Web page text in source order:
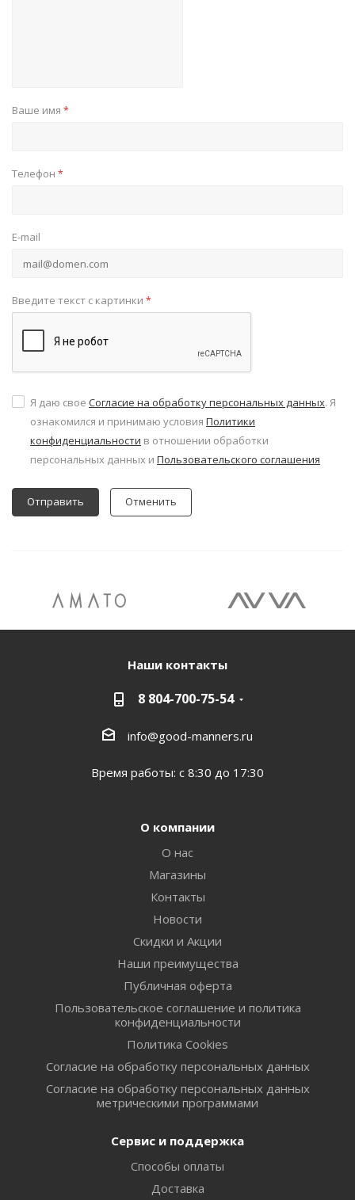
Ваше имя *
Телефон *
E-mail
Введите текст с картинки *
Я даю свое Согласие на обработку персональных данных. Я
ознакомился и принимаю условия Политики
конфиденциальности в отношении обработки
персональных данных и Пользовательского соглашения
Отменить
Наши контакты
8 804-700-75-54
info@good-manners.ru
Время работы: с 8:30 до 17:30
О компании
О нас
Магазины
Контакты
Новости
Скидки и Акции
Наши преимущества
Публичная оферта
Пользовательское соглашение и политика
конфиденциальности
Политика Cookies
Согласие на обработку персональных данных
Согласие на обработку персональных данных
метрическими программами
Сервис и поддержка
Способы оплаты
Доставка